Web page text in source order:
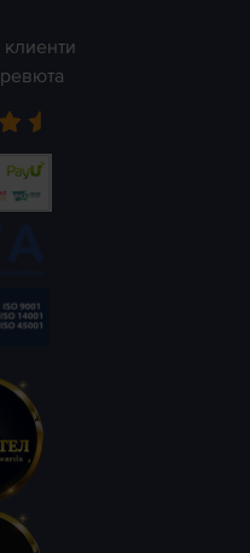
клиенти
ревюта